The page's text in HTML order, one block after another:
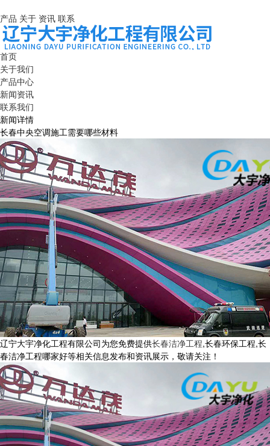
产品 关于 资讯 联系
首页
关于我们
产品中心
新闻资讯
联系我们
新闻详情
长春中央空调施工需要哪些材料
辽宁大宇净化工程有限公司为您免费提供长春洁净工程,长春环保工程,长
春洁净工程哪家好等相关信息发布和资讯展示，敬请关注！